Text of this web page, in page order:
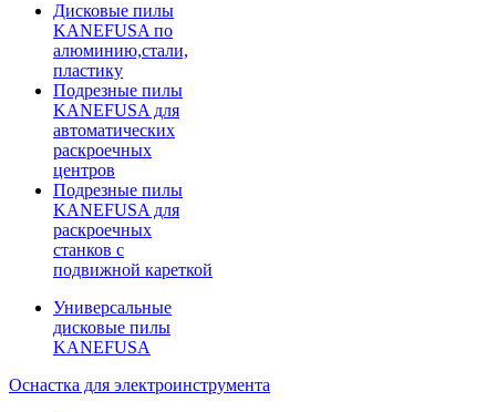
Дисковые пилы
KANEFUSA по
алюминию,стали,
пластику
Подрезные пилы
KANEFUSA для
автоматических
раскроечных
центров
Подрезные пилы
KANEFUSA для
раскроечных
станков с
подвижной кареткой
Универсальные
дисковые пилы
KANEFUSA
Оснастка для электроинструмента